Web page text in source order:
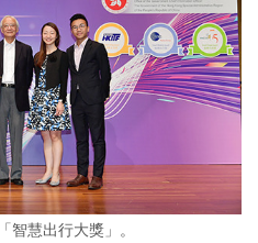
智慧出行大獎」。